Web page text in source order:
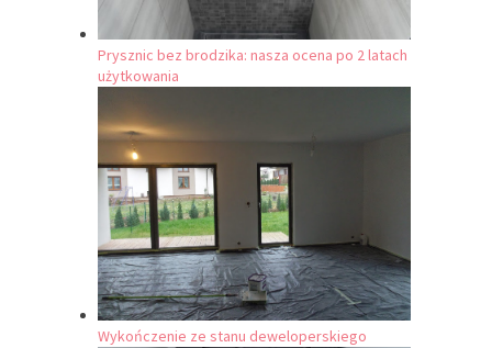
Prysznic bez brodzika: nasza ocena po 2 latach
użytkowania
Wykończenie ze stanu deweloperskiego